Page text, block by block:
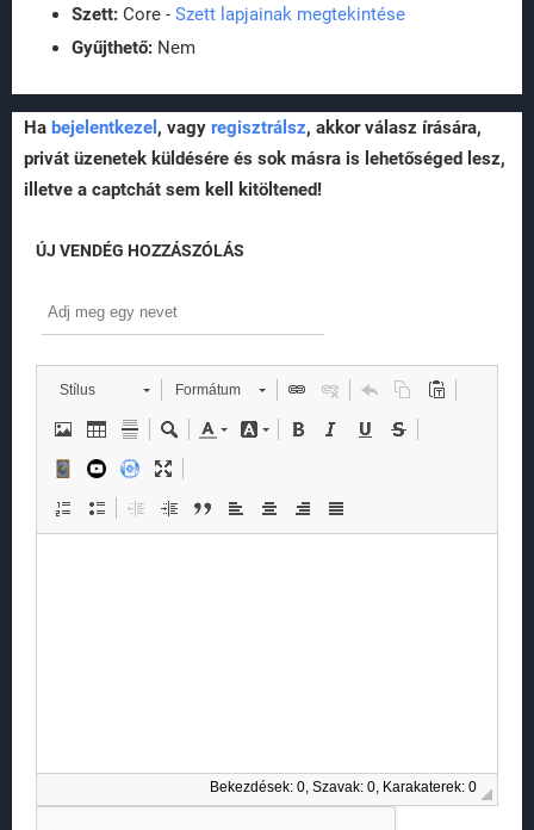
Szett: Core - Szett lapjainak megtekintése
Gyűjthető: Nem
Ha bejelentkezel , vagy regisztrálsz, akkor válasz írására,
privát üzenetek küldésére és sok másra is lehetőséged lesz,
illetve a captchát sem kell kitöltened!
ÚJ VENDÉG HOZZÁSZÓLÁS
Stílus Formátum
Bekezdések: 0, Szavak: 0, Karakaterek: 0